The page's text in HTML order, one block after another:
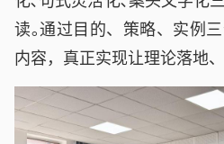
读｡通过目的、策略、实例
内容，真正实现让理论落地